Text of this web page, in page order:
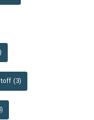
(3)